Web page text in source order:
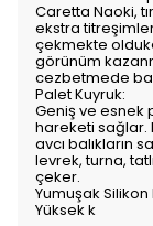
Caretta Naoki,
ekstra
çekmekte
görünüm
cezbetmede
Palet Kuyruk:
Geniş ve esnek
hareketi sağlar.
avcı balıkların
levrek, turna,
çeker.
Yumuşak
Yüksek k